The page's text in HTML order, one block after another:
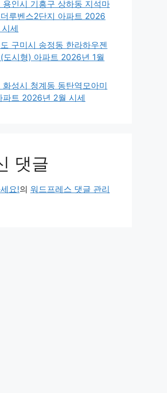
용인시 기흥구 상하동 지석마
루벤스2단지 아파트 2026
세
구미시 송정동 한라하우젠
도시형) 아파트 2026년 1월
화성시 청계동 동탄역모아미
파트 2026년 2월 시세
댓글
요!의 워드프레스 댓글 관리